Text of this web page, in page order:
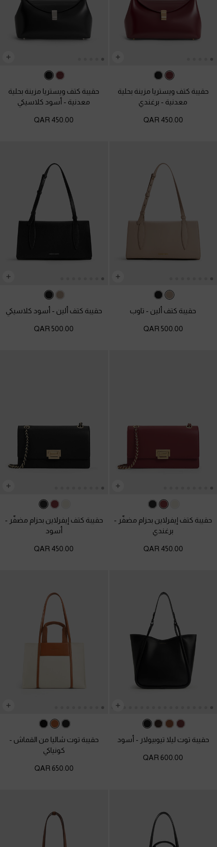
حقيبة كتف ويستريا مزينة بحلية
معدنية - برغندي
450.00 QAR
حقيبة كتف ويستريا مزينة بحلية
معدنية - أسود كلاسيكي
450.00 QAR
حقيبة كتف ألين - تاوب
500.00 QAR
حقيبة كتف ألين - أسود كلاسيكي
500.00 QAR
حقيبة كتف إيفرلاين بحزام مضفّر -
برغندي
450.00 QAR
حقيبة كتف إيفرلاين بحزام مضفّر -
أسود
450.00 QAR
حقيبة توت ليلا تيوبيولار - أسود
600.00 QAR
حقيبة توت شاليا من القماش -
كونياكي
650.00 QAR